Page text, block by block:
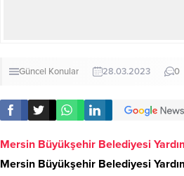
Güncel Konular 28.03.2023 0
Mersin Büyükşehir Belediyesi
Mersin Büyükşehir Belediyesi